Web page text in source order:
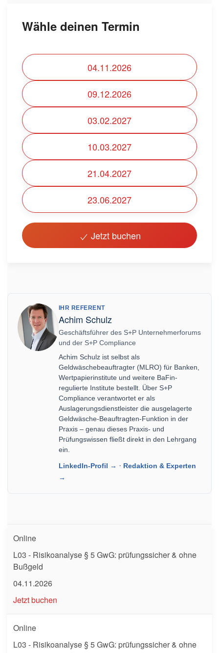
Wähle deinen Termin
04.11.2026
09.12.2026
03.02.2027
10.03.2027
21.04.2027
23.06.2027
Jetzt buchen
IHR REFERENT
Achim Schulz
Geschäftsführer des S+P Unternehmerforums
und der S+P Compliance
Achim Schulz ist selbst als
Geldwäschebeauftragter (MLRO) für Banken,
Wertpapierinstitute und weitere BaFin-
regulierte Institute bestellt. Über S+P
Compliance verantwortet er als
Auslagerungsdienstleister die ausgelagerte
Geldwäsche-Beauftragten-Funktion in der
Praxis – genau dieses Praxis- und
Prüfungswissen fließt direkt in den Lehrgang
ein.
LinkedIn-Profil → · Redaktion & Experten
→
Online
L03 - Risikoanalyse § 5 GwG: prüfungssicher & ohne
Bußgeld
04.11.2026
Jetzt buchen
Online
L03 - Risikoanalyse § 5 GwG: prüfungssicher & ohne